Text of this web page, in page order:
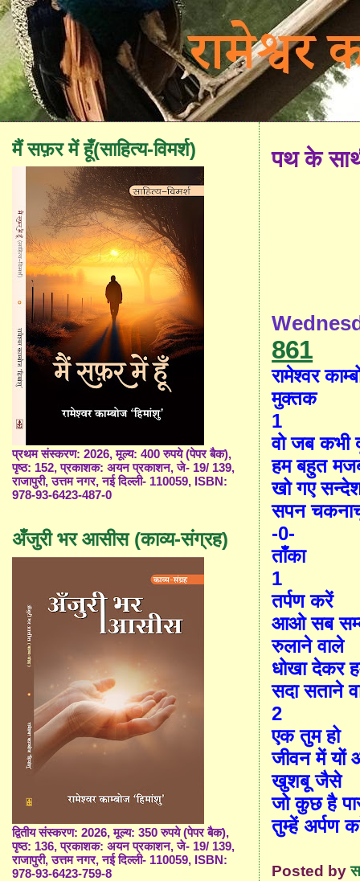
पथ के
861
रामेश्वर
मुक्तक
1
वो जब कभी
हम बहुत
खो गए
सपन
-0-
ताँका
1
तर्पण करें
आओ सब
रुलाने वाले
धोखा देकर
सदा सताने
2
एक तुम हो
जीवन में यों
खुशबू जैसे
जो कुछ है
तुम्हें अर्पण
Posted by
मैं सफ़र में हूँ(साहित्य-विमर्श)
प्रथम संस्करण: 2026, मूल्य: 400 रुपये (पेपर बैक),
पृष्ठ: 152, प्रकाशक: अयन प्रकाशन, जे- 19/ 139,
राजापुरी, उत्तम नगर, नई दिल्ली- 110059, ISBN:
978-93-6423-487-0
अँजुरी भर आसीस (काव्य-संग्रह)
द्वितीय संस्करण: 2026, मूल्य: 350 रुपये (पेपर बैक),
पृष्ठ: 136, प्रकाशक: अयन प्रकाशन, जे- 19/ 139,
राजापुरी, उत्तम नगर, नई दिल्ली- 110059, ISBN:
978-93-6423-759-8